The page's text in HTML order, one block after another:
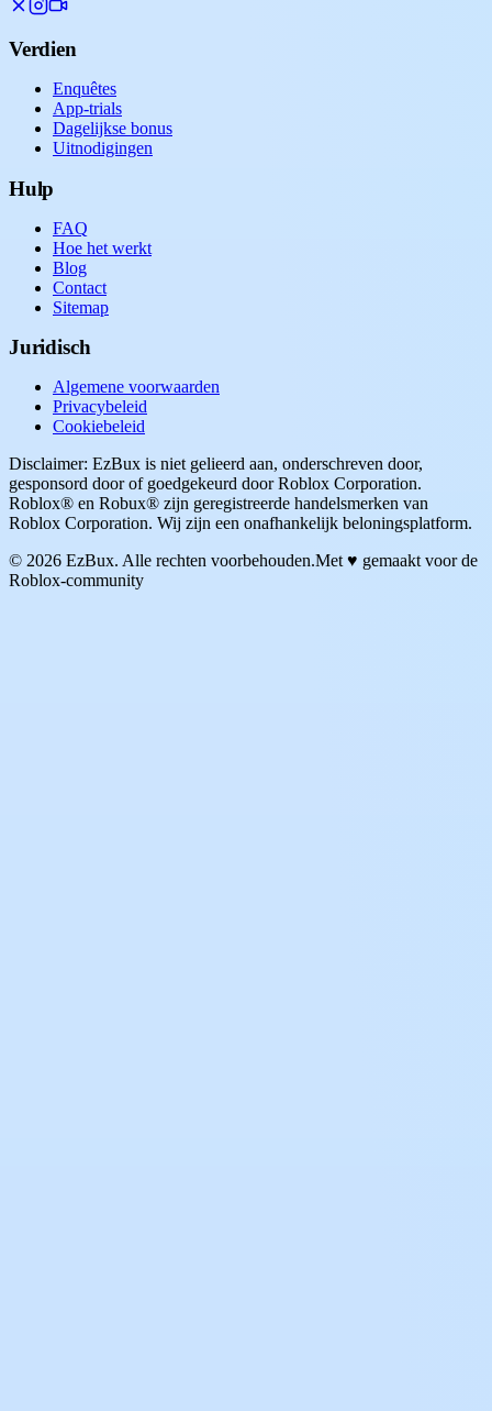
Verdien
Enquêtes
App-trials
Dagelijkse bonus
Uitnodigingen
Hulp
FAQ
Hoe het werkt
Blog
Contact
Sitemap
Juridisch
Algemene voorwaarden
Privacybeleid
Cookiebeleid
Disclaimer: EzBux is niet gelieerd aan, onderschreven door,
gesponsord door of goedgekeurd door Roblox Corporation.
Roblox® en Robux® zijn geregistreerde handelsmerken van
Roblox Corporation. Wij zijn een onafhankelijk beloningsplatform.
© 2026 EzBux. Alle rechten voorbehouden.Met ♥ gemaakt voor de
Roblox-community